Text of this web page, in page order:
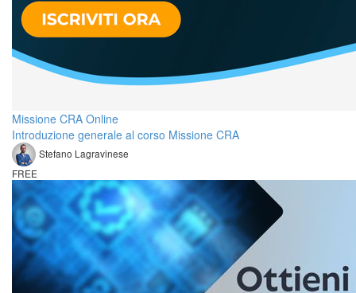
Missione CRA Online
Introduzione generale al corso Missione CRA
Stefano Lagravinese
FREE